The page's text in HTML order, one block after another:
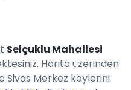
Selçuklu Mahallesi
Harita üzerinden
Sivas Merkez köylerini